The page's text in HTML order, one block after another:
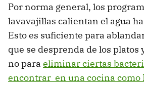
Por norma general, los
lavavajillas calientan el agua
Esto es suficiente para
que se desprenda de los platos
no para eliminar ciertas
encontrar en una cocina como